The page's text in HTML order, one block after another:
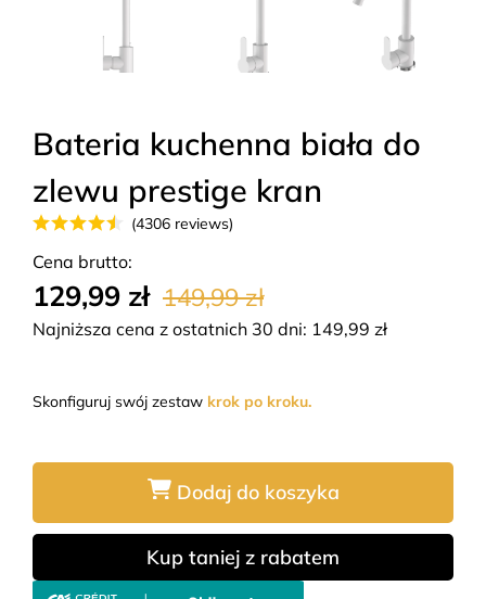
Bateria kuchenna biała do
zlewu prestige kran
(4306 reviews)
Cena brutto:
129,99 zł 149,99 zł
Najniższa cena z ostatnich 30 dni: 149,99 zł
Skonfiguruj swój zestaw krok po kroku.
Dodaj do koszyka
Kup taniej z rabatem